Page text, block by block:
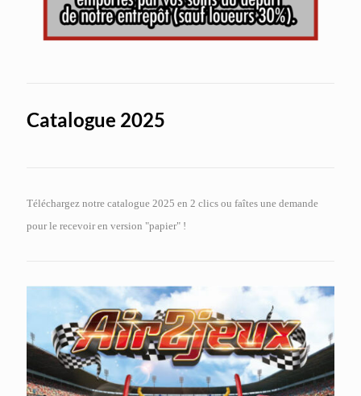
Catalogue 2025
Téléchargez notre catalogue 2025 en 2 clics ou faîtes une demande
pour le recevoir en version "papier" !